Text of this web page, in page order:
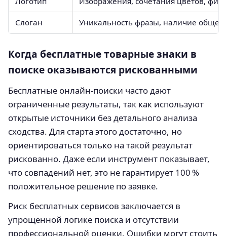
Слоган Уникальность фразы, наличие
Когда бесплатные товарные знаки в
поиске оказываются рискованными
Бесплатные онлайн-поиски часто дают
ограниченные результаты, так как используют
открытые источники без детального анализа
сходства. Для старта этого достаточно, но
ориентироваться только на такой результат
рискованно. Даже если инструмент показывает,
что совпадений нет, это не гарантирует 100 %
положительное решение по заявке.
Риск бесплатных сервисов заключается в
упрощенной логике поиска и отсутствии
профессиональной оценки. Ошибки могут стоить